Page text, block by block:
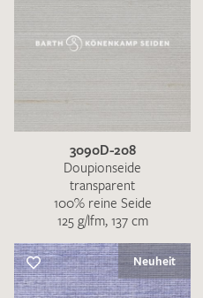
3090D-208
Doupionseide
transparent
100% reine Seide
125 g/lfm, 137 cm
Neuheit